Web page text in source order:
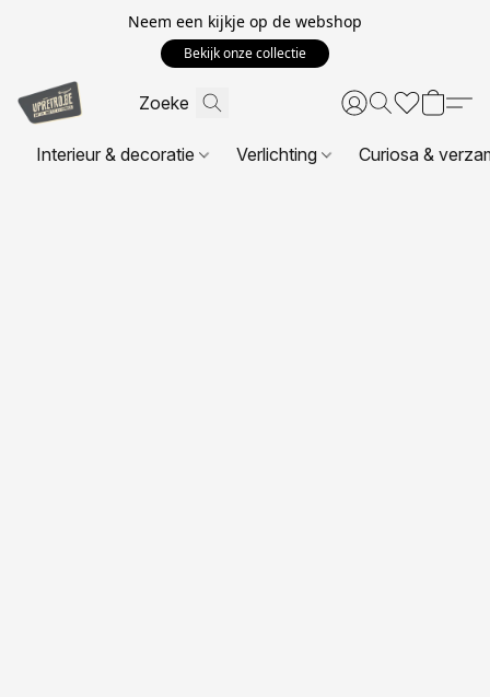
Neem een kijkje op de webshop
Bekijk onze collectie
Interieur & decoratie Verlichting Curiosa &